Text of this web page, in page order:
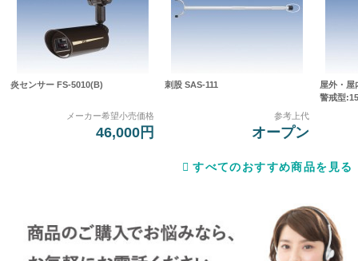
炎センサー FS-5010(B)
メーカー希望小売価格
46,000円
刺股 SAS-111
参考上代
オープン
屋外・屋
警戒型
すべてのおすすめ商品を見る